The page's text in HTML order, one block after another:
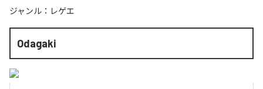
ジャンル： レゲエ
Odagaki